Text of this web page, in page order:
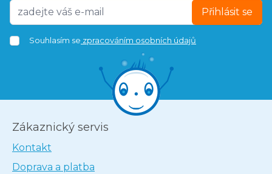
Přihlásit se
Souhlasím se zpracováním osobních údajů
Zákaznický servis
Kontakt
Doprava a platba